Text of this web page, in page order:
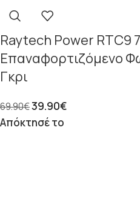
Raytech Power RTC9
Επαναφορτιζόμενο
Γκρι
69.90€39.90€
Απόκτησέ το